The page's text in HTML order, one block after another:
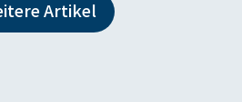
Artikel